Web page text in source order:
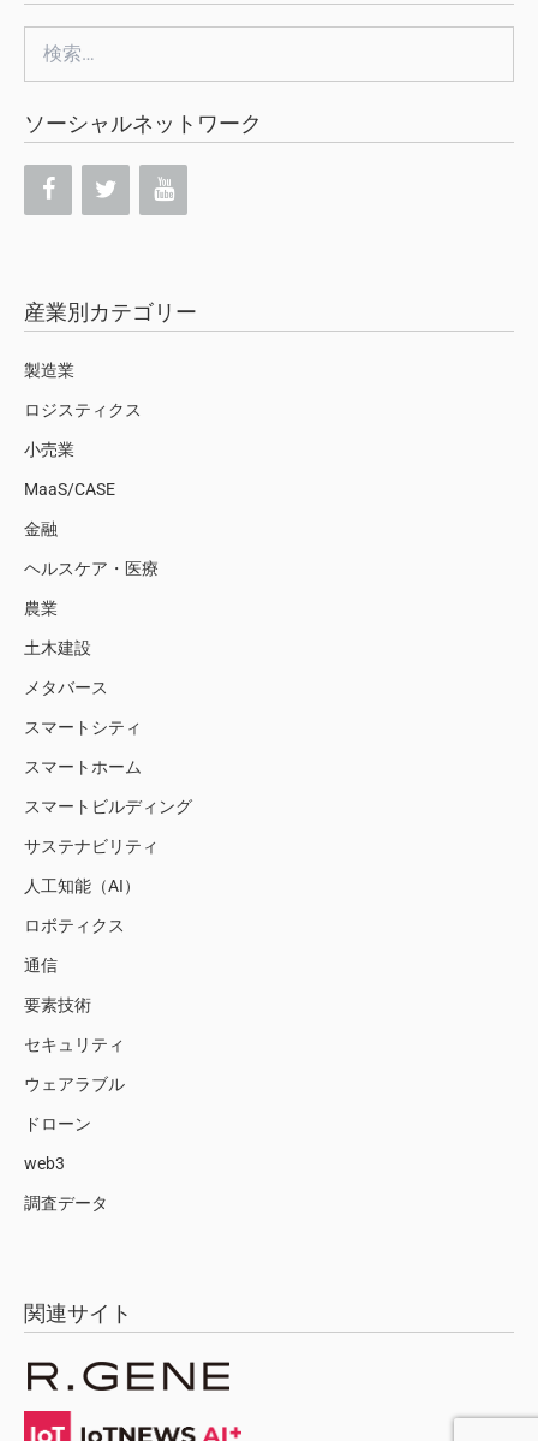
索:
ソーシャルネットワーク
産業別カテゴリー
製造業
ロジスティクス
小売業
MaaS/CASE
金融
ヘルスケア・医療
農業
土木建設
メタバース
スマートシティ
スマートホーム
スマートビルディング
サステナビリティ
人工知能（AI）
ロボティクス
通信
要素技術
セキュリティ
ウェアラブル
ドローン
web3
調査データ
関連サイト